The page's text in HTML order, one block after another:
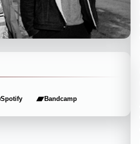
Spotify Bandcamp